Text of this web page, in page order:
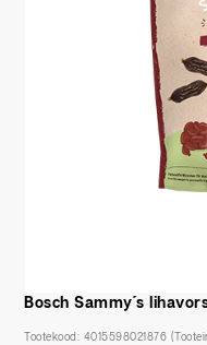
Bosch Sammy´s
Tootekood: 4015598021876